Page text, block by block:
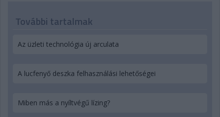
További tartalmak
Az üzleti technológia új arculata
A lucfenyő deszka felhasználási lehetőségei
Miben más a nyíltvégű lízing?